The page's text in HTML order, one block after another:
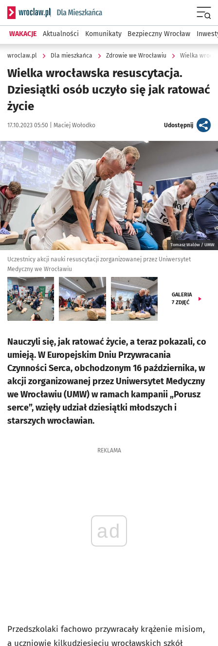
Serwis informacyjny wroclaw.pl podserwis: Dla mieszkańca
WAKACJE Aktualności Komunikaty Bezpieczny Wrocław
wroclaw.pl Dla mieszkańca Zdrowie we Wrocławiu Wielka
Wielka wrocławska resuscytacja.
Dziesiątki osób uczyło się jak ratować
życie
Data publikacji:
17.10.2023 05:50 | Autor:
Maciej Wołodko Udostępnijartykuł
Kliknij, aby zobaczyć galerię
Tomasz Walów / UMW
Uczestnicy akcji nauki resuscytacji zorganizowanej przez Uniwersytet
Medyczny we Wrocławiu
GALERIA
7 ZDJĘĆ
Nauczyli się, jak ratować życie, a teraz pokazali, co
umieją. W Europejskim Dniu Przywracania
Czynności Serca, obchodzonym 16 października, w
akcji zorganizowanej przez Uniwersytet Medyczny
we Wrocławiu (UMW) w ramach kampanii „Porusz
serce”, wzięły udział dziesiątki młodszych i
starszych wrocławian.
REKLAMA
ad
Przedszkolaki fachowo przywracały krążenie misiom,
a uczniowie kilkudziesięciu wrocławskich szkół